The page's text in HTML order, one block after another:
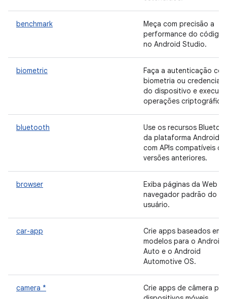
benchmark
Meça com precisão a
performance do código
no Android Studio.
biometric
Faça a autenticação
biometria ou credenciais
do dispositivo e execute
operações
bluetooth
Use os recursos
da plataforma Android
com APIs compatíveis
versões anteriores.
browser
Exiba páginas da Web
navegador padrão do
usuário.
car-app
Crie apps baseados em
modelos para o Android
Auto e o Android
Automotive OS.
camera *
Crie apps de câmera